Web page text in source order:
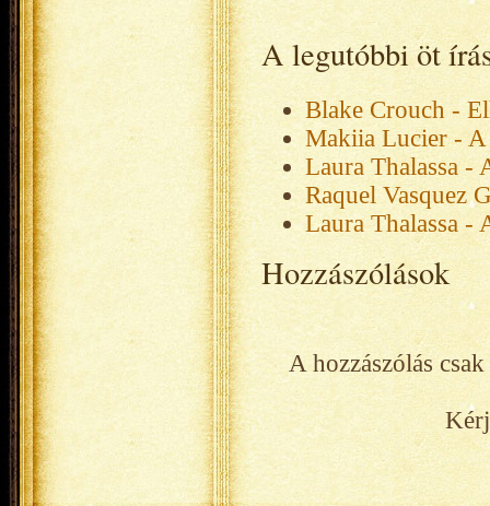
A legutóbbi öt
Blake Crouch -
Makiia Lucier - A
Laura Thalassa -
Raquel Vasquez
Laura Thalassa -
Hozzászólások
A hozzászólás